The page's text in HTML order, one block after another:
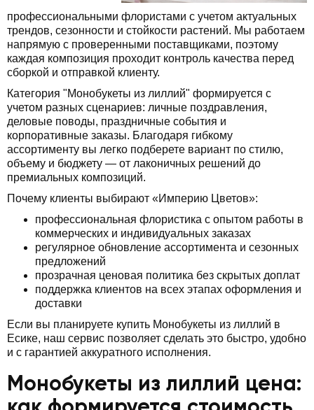
профессиональными флористами с учетом актуальных
трендов, сезонности и стойкости растений. Мы работаем
напрямую с проверенными поставщиками, поэтому
каждая композиция проходит контроль качества перед
сборкой и отправкой клиенту.
Категория "Монобукеты из лиллий" формируется с
учетом разных сценариев: личные поздравления,
деловые поводы, праздничные события и
корпоративные заказы. Благодаря гибкому
ассортименту вы легко подберете вариант по стилю,
объему и бюджету — от лаконичных решений до
премиальных композиций.
Почему клиенты выбирают «Империю Цветов»:
профессиональная флористика с опытом работы в
коммерческих и индивидуальных заказах
регулярное обновление ассортимента и сезонных
предложений
прозрачная ценовая политика без скрытых доплат
поддержка клиентов на всех этапах оформления и
доставки
Если вы планируете купить Монобукеты из лиллий в
Есике, наш сервис позволяет сделать это быстро, удобно
и с гарантией аккуратного исполнения.
Монобукеты из лиллий цена: